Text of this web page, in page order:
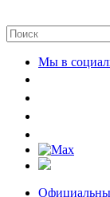
Мы в